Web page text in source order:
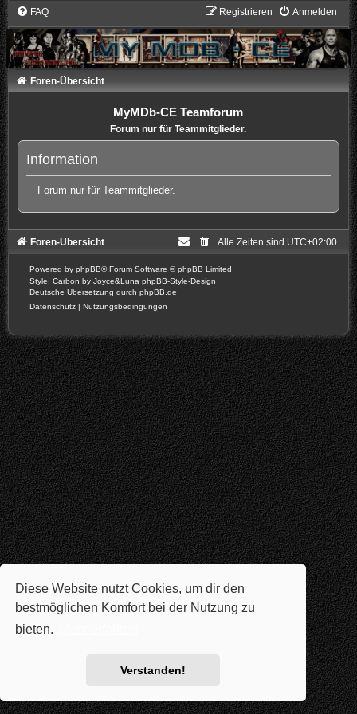
Diese Website nutzt Cookies, um dir den
bestmöglichen Komfort bei der Nutzung zu
bieten.
Verstanden!
FAQ Anmelden
Registrieren
Foren-Übersicht
MyMDb-CE Teamforum
Forum nur für Teammitglieder.
Information
Forum nur für Teammitglieder.
Foren-Übersicht Alle Zeiten sind UTC+02:00
Powered by phpBB® Forum Software © phpBB Limited
Style: Carbon by Joyce&Luna phpBB-Style-Design
Deutsche Übersetzung durch phpBB.de
Datenschutz | Nutzungsbedingungen